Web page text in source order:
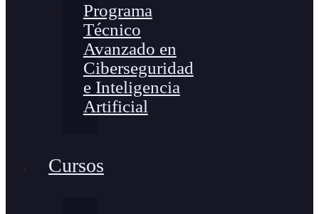
Programa
Técnico
Avanzado en
Ciberseguridad
e Inteligencia
Artificial
Cursos